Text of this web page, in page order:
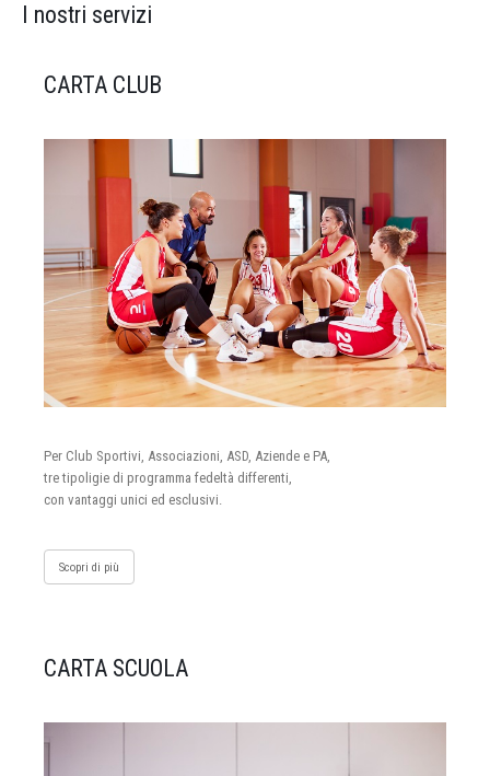
I nostri servizi
CARTA CLUB
Per Club Sportivi, Associazioni, ASD, Aziende e PA,
tre tipoligie di programma fedeltà differenti,
con vantaggi unici ed esclusivi.
Scopri di più
CARTA SCUOLA